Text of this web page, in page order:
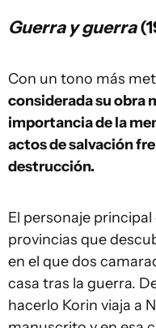
Guerra y guerra
Con un tono más
considerada su obra
importancia de la
actos de salvación
destrucción.
El personaje
provincias que
en el que dos
casa tras la guerra.
hacerlo Korin viaja a